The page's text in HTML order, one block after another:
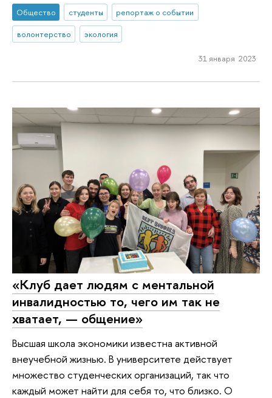
Общество студенты
репортаж о событии
волонтерство
экология
31 января 2023
«Клуб дает людям с ментальной
инвалидностью то, чего им так не
хватает, — общение»
Высшая школа экономики известна активной
внеучебной жизнью. В университете действует
множество студенческих организаций, так что
каждый может найти для себя то, что близко. О